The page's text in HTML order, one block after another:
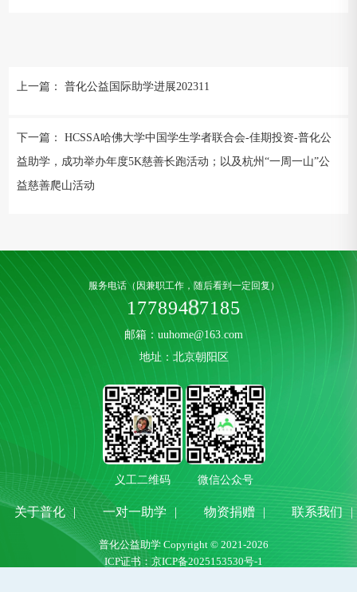
上一篇： 普化公益国际助学进展202311
下一篇：
HCSSA哈佛大学中国学生学者联合会-佳期投资-普化公
益助学，成功举办年度5K慈善长跑活动；以及杭州“一周一山”公
益慈善爬山活动
服务电话（因兼职工作，随后看到一定回复）
1 7789487185
邮箱：uuhome@163.com
地址：北京朝阳区
义工二维码 微信公众号
关于普化 | 一对一助学 | 物资捐赠 | 联系我们 |
普化公益助学 Copyright © 2021-2026
ICP证书：京ICP备2025153530号-1